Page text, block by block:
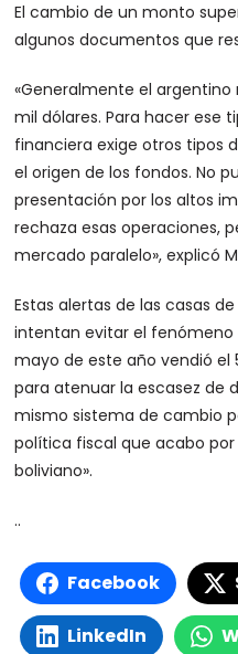
El cambio de un monto
algunos documentos que
«Generalmente el
mil dólares. Para hacer ese
financiera exige otros tipos
el origen de los fondos. No
presentación por los altos
rechaza esas operaciones,
mercado paralelo», explicó
Estas alertas de las casas
intentan evitar el fenómeno
mayo de este año vendió el
para atenuar la escasez de
mismo sistema de cambio
política fiscal que acabo
boliviano».
..
Facebook
LinkedIn